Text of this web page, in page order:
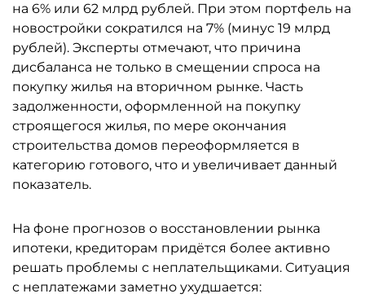
на 6% или 62 млрд рублей. При этом портфель на
новостройки сократился на 7% (минус 19 млрд
рублей). Эксперты отмечают, что причина
дисбаланса не только в смещении спроса на
покупку жилья на вторичном рынке. Часть
задолженности, оформленной на покупку
строящегося жилья, по мере окончания
строительства домов переоформляется в
категорию готового, что и увеличивает данный
показатель.
На фоне прогнозов о восстановлении рынка
ипотеки, кредиторам придётся более активно
решать проблемы с неплательщиками. Ситуация
с неплатежами заметно ухудшается: